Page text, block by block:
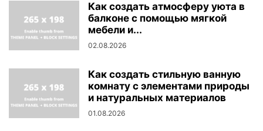
Как создать атмосферу уюта в
балконе с помощью мягкой
мебели и...
02.08.2026
Как создать стильную ванную
комнату с элементами природы
и натуральных материалов
01.08.2026